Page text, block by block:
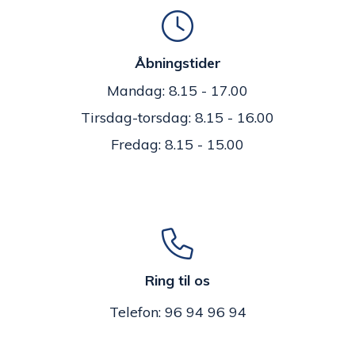
Åbningstider
Mandag: 8.15 - 17.00
Tirsdag-torsdag: 8.15 - 16.00
Fredag: 8.15 - 15.00
Ring til os
Telefon: 96 94 96 94